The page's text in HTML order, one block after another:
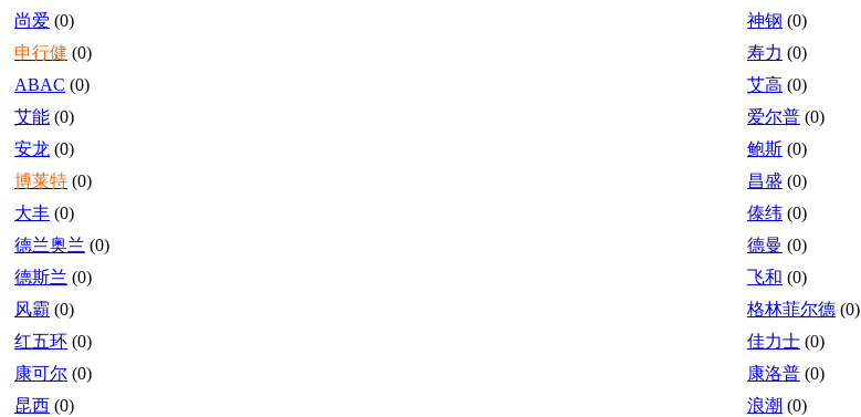
尚爱 (0) 神钢 (0)
申行健 (0) 寿力 (0)
ABAC (0) 艾高 (0)
艾能 (0) 爱尔普 (0)
安龙 (0) 鲍斯 (0)
博莱特 (0) 昌盛 (0)
大丰 (0) 傣纬 (0)
德兰奥兰 (0) 德曼 (0)
德斯兰 (0) 飞和 (0)
风霸 (0) 格林菲尔德 (0)
红五环 (0) 佳力士 (0)
康可尔 (0) 康洛普 (0)
昆西 (0) 浪潮 (0)